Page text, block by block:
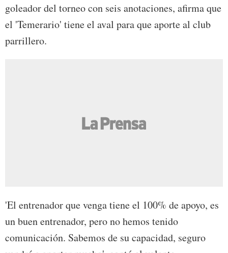
goleador del torneo con seis anotaciones, afirma que
el 'Temerario' tiene el aval para que aporte al club
parrillero.
'El entrenador que venga tiene el 100% de apoyo, es
un buen entrenador, pero no hemos tenido
comunicación. Sabemos de su capacidad, seguro